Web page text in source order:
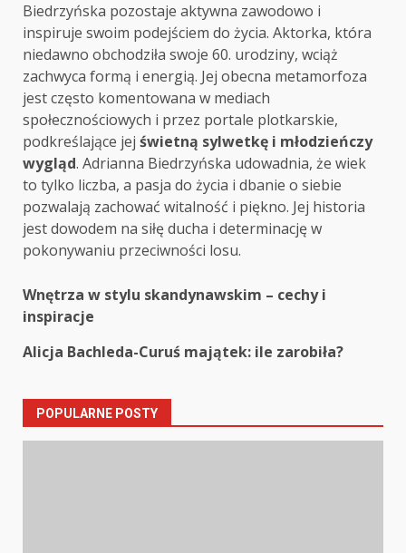
Biedrzyńska pozostaje aktywna zawodowo i
inspiruje swoim podejściem do życia. Aktorka, która
niedawno obchodziła swoje 60. urodziny, wciąż
zachwyca formą i energią. Jej obecna metamorfoza
jest często komentowana w mediach
społecznościowych i przez portale plotkarskie,
podkreślające jej świetną sylwetkę i młodzieńczy
wygląd. Adrianna Biedrzyńska udowadnia, że wiek
to tylko liczba, a pasja do życia i dbanie o siebie
pozwalają zachować witalność i piękno. Jej historia
jest dowodem na siłę ducha i determinację w
pokonywaniu przeciwności losu.
Post
navigation
Wnętrza w stylu skandynawskim – cechy i
inspiracje
Alicja Bachleda-Curuś majątek: ile zarobiła?
POPULARNE POSTY